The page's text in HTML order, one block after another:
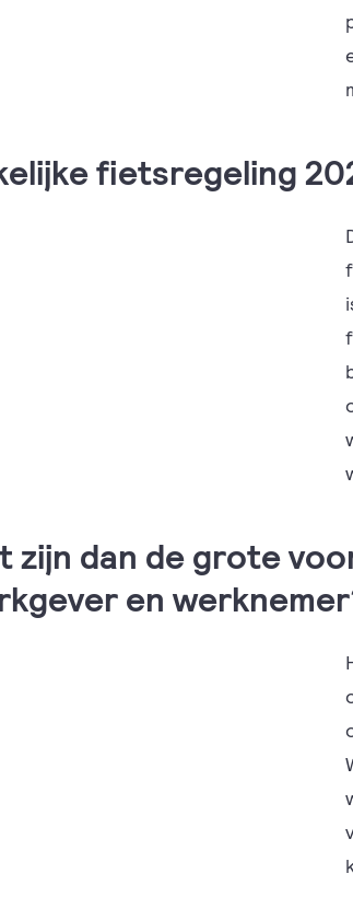
fietsregeling
zijn dan de grote
en